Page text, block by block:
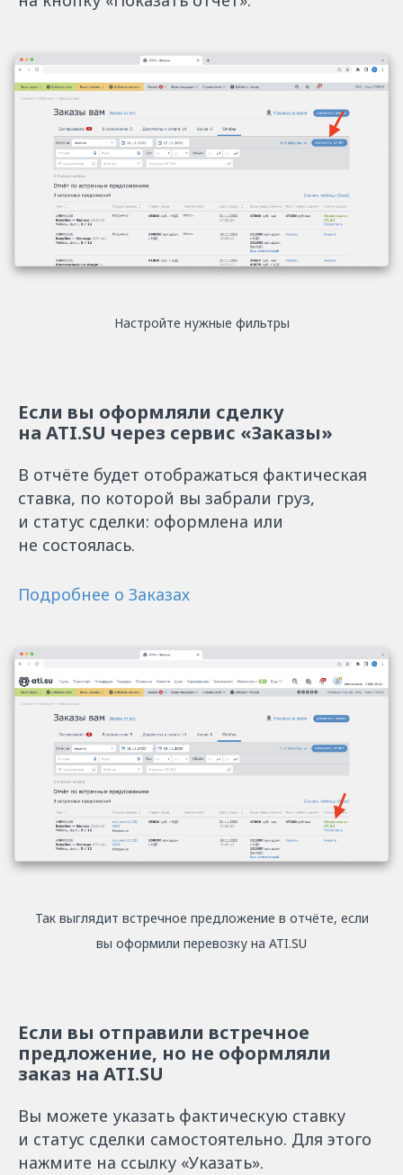
Настройте нужные фильтры
Если вы оформляли сделку
на ATI.SU через сервис «Заказы»
В отчёте будет отображаться фактическая
ставка, по которой вы забрали груз,
и статус сделки: оформлена или
не состоялась.
Подробнее о Заказах
Так выглядит встречное предложение в отчёте, если
вы оформили перевозку на ATI.SU
Если вы отправили встречное
предложение, но не оформляли
заказ на ATI.SU
Вы можете указать фактическую ставку
и статус сделки самостоятельно. Для этого
нажмите на ссылку «Указать».